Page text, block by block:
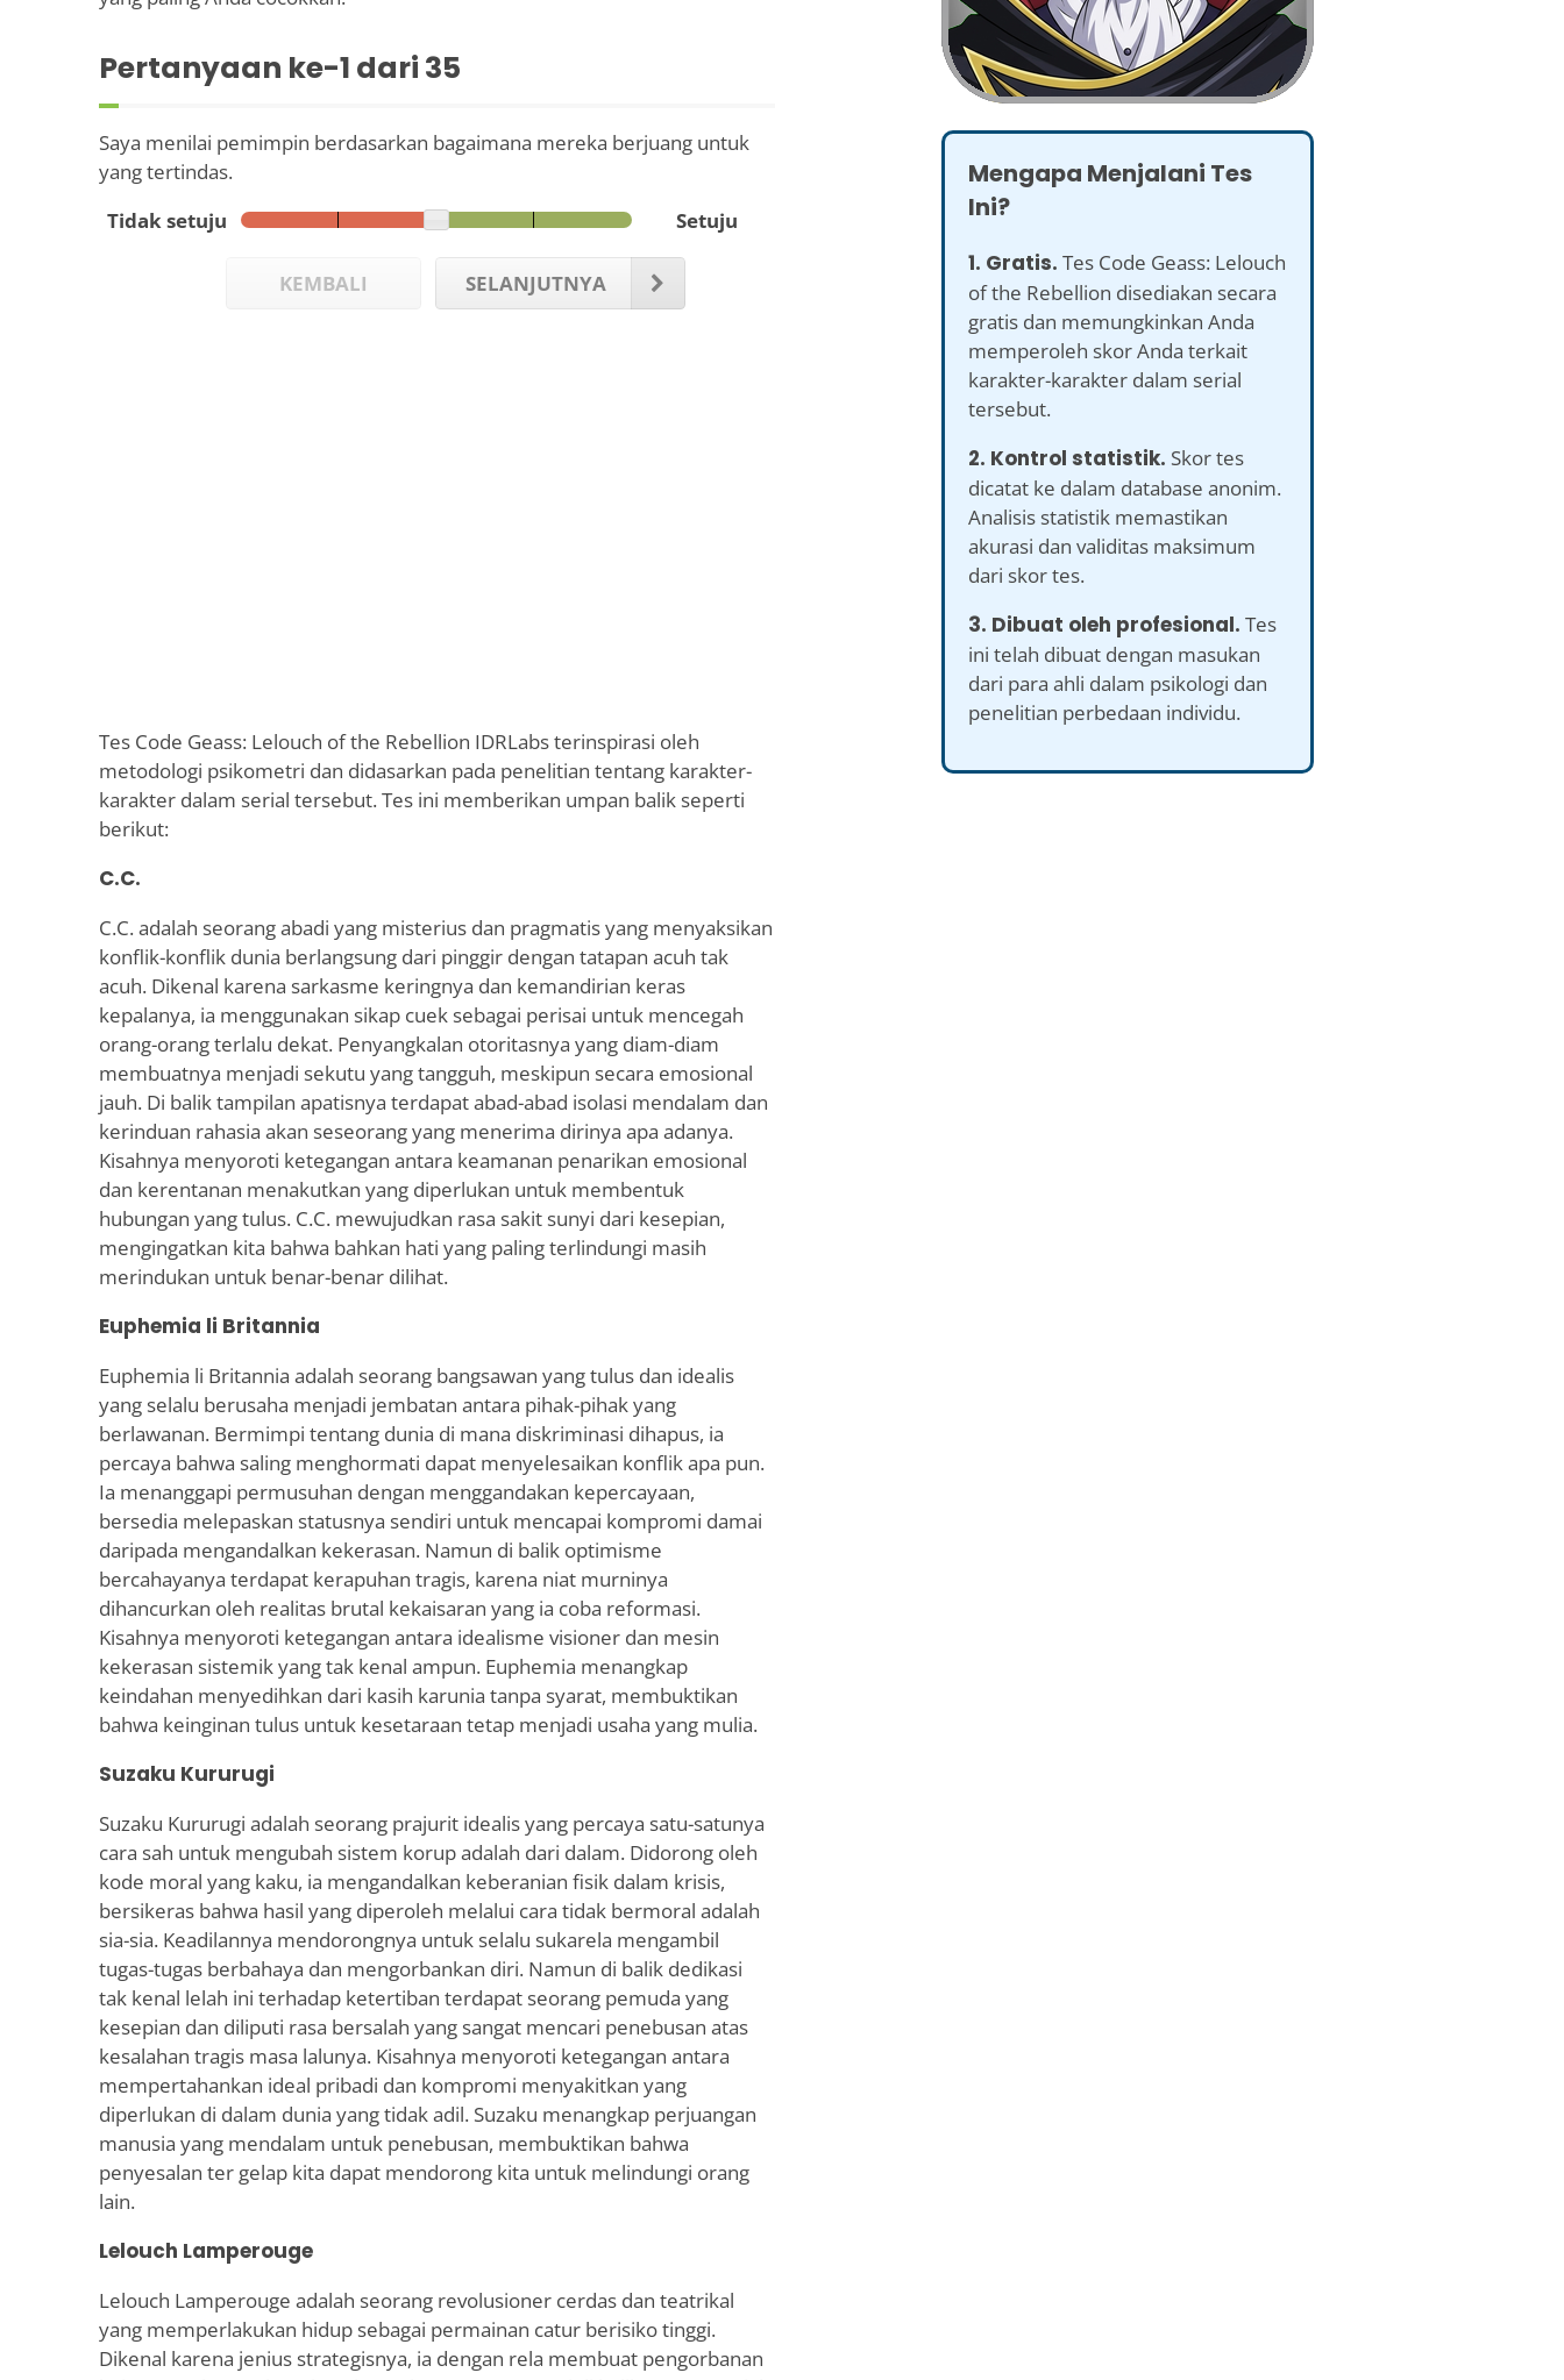
Pertanyaan ke-1 dari 35
Saya menilai pemimpin berdasarkan bagaimana mereka berjuang untuk
yang tertindas.
Tidak setuju
Setuju
KEMBALI SELANJUTNYA
Tes Code Geass: Lelouch of the Rebellion IDRLabs terinspirasi oleh
metodologi psikometri dan didasarkan pada penelitian tentang karakter-
karakter dalam serial tersebut. Tes ini memberikan umpan balik seperti
berikut:
C.C.
C.C. adalah seorang abadi yang misterius dan pragmatis yang menyaksikan
konflik-konflik dunia berlangsung dari pinggir dengan tatapan acuh tak
acuh. Dikenal karena sarkasme keringnya dan kemandirian keras
kepalanya, ia menggunakan sikap cuek sebagai perisai untuk mencegah
orang-orang terlalu dekat. Penyangkalan otoritasnya yang diam-diam
membuatnya menjadi sekutu yang tangguh, meskipun secara emosional
jauh. Di balik tampilan apatisnya terdapat abad-abad isolasi mendalam dan
kerinduan rahasia akan seseorang yang menerima dirinya apa adanya.
Kisahnya menyoroti ketegangan antara keamanan penarikan emosional
dan kerentanan menakutkan yang diperlukan untuk membentuk
hubungan yang tulus. C.C. mewujudkan rasa sakit sunyi dari kesepian,
mengingatkan kita bahwa bahkan hati yang paling terlindungi masih
merindukan untuk benar-benar dilihat.
Euphemia li Britannia
Euphemia li Britannia adalah seorang bangsawan yang tulus dan idealis
yang selalu berusaha menjadi jembatan antara pihak-pihak yang
berlawanan. Bermimpi tentang dunia di mana diskriminasi dihapus, ia
percaya bahwa saling menghormati dapat menyelesaikan konflik apa pun.
Ia menanggapi permusuhan dengan menggandakan kepercayaan,
bersedia melepaskan statusnya sendiri untuk mencapai kompromi damai
daripada mengandalkan kekerasan. Namun di balik optimisme
bercahayanya terdapat kerapuhan tragis, karena niat murninya
dihancurkan oleh realitas brutal kekaisaran yang ia coba reformasi.
Kisahnya menyoroti ketegangan antara idealisme visioner dan mesin
kekerasan sistemik yang tak kenal ampun. Euphemia menangkap
keindahan menyedihkan dari kasih karunia tanpa syarat, membuktikan
bahwa keinginan tulus untuk kesetaraan tetap menjadi usaha yang mulia.
Suzaku Kururugi
Suzaku Kururugi adalah seorang prajurit idealis yang percaya satu-satunya
cara sah untuk mengubah sistem korup adalah dari dalam. Didorong oleh
kode moral yang kaku, ia mengandalkan keberanian fisik dalam krisis,
bersikeras bahwa hasil yang diperoleh melalui cara tidak bermoral adalah
sia-sia. Keadilannya mendorongnya untuk selalu sukarela mengambil
tugas-tugas berbahaya dan mengorbankan diri. Namun di balik dedikasi
tak kenal lelah ini terhadap ketertiban terdapat seorang pemuda yang
kesepian dan diliputi rasa bersalah yang sangat mencari penebusan atas
kesalahan tragis masa lalunya. Kisahnya menyoroti ketegangan antara
mempertahankan ideal pribadi dan kompromi menyakitkan yang
diperlukan di dalam dunia yang tidak adil. Suzaku menangkap perjuangan
manusia yang mendalam untuk penebusan, membuktikan bahwa
penyesalan ter gelap kita dapat mendorong kita untuk melindungi orang
lain.
Lelouch Lamperouge
Lelouch Lamperouge adalah seorang revolusioner cerdas dan teatrikal
yang memperlakukan hidup sebagai permainan catur berisiko tinggi.
Dikenal karena jenius strategisnya, ia dengan rela membuat pengorbanan
Mengapa Menjalani Tes
Ini?
1. Gratis. Tes Code Geass: Lelouch
of the Rebellion disediakan secara
gratis dan memungkinkan Anda
memperoleh skor Anda terkait
karakter-karakter dalam serial
tersebut.
2. Kontrol statistik. Skor tes
dicatat ke dalam database anonim.
Analisis statistik memastikan
akurasi dan validitas maksimum
dari skor tes.
3. Dibuat oleh profesional. Tes
ini telah dibuat dengan masukan
dari para ahli dalam psikologi dan
penelitian perbedaan individu.